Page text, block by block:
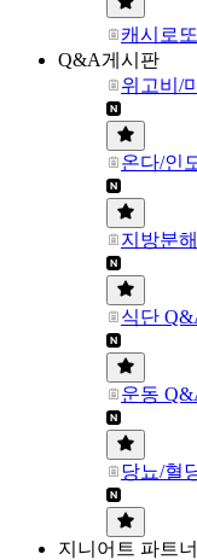
캐시로
Q&A게시판
위고비/
온다/인
지방분
식단
운동
당뇨/혈
지니어트 파트